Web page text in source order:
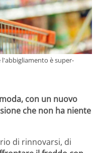
l'abbigliamento è super-
con un nuovo
che non ha niente
di rinnovarsi, di